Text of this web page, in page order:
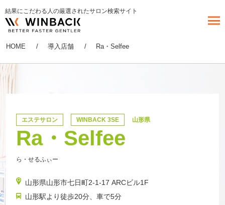
結果にこだわる人の厳選されたサロン検索サイト
HOME 導入店舗 Ra・Selfee
エステサロン WINBACK 3SE 山形県
Ra・Selfee
ら・せるふぃー
山形県山形市七日町2-1-17 ARCビル1F
山形駅より徒歩20分、車で5分